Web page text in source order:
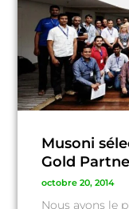
Musoni
Gold
octobre 20, 2014
Nous avons le